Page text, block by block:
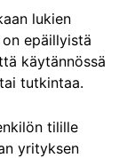
lukien
epäillyistä
käytännössä
tutkintaa.
tilille
yrityksen